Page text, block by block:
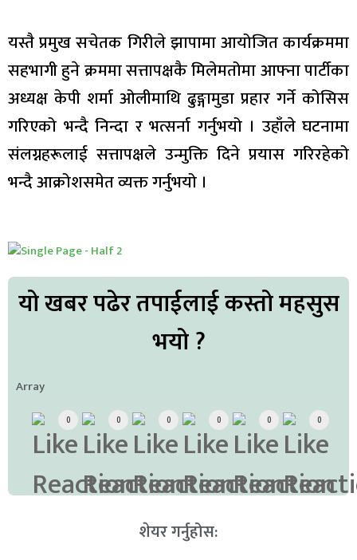
यस्तै प्रमुख सचेतक गिरीले झापामा आयोजित कार्यक्रममा
सहभागी हुने क्रममा सत्तापक्षकै मिलेमतोमा आफ्ना पार्टीका
अध्यक्ष केपी शर्मा ओलीमाथि ढुङ्गामुडा प्रहार गर्ने कोसिस
गरिएको भन्दै निन्दा र भत्सर्ना गर्नुभयो । उहाँले घटनामा
संलग्नहरूलाई सत्तापक्षले उन्मुक्ति दिने प्रयास गरिरहेको
भन्दै आक्रोशसमेत व्यक्त गर्नुभयो ।
यो खबर पढेर तपाईलाई कस्तो महसुस
भयो ?
Array
0 0 0 0 0 0
शेयर गर्नुहोस: